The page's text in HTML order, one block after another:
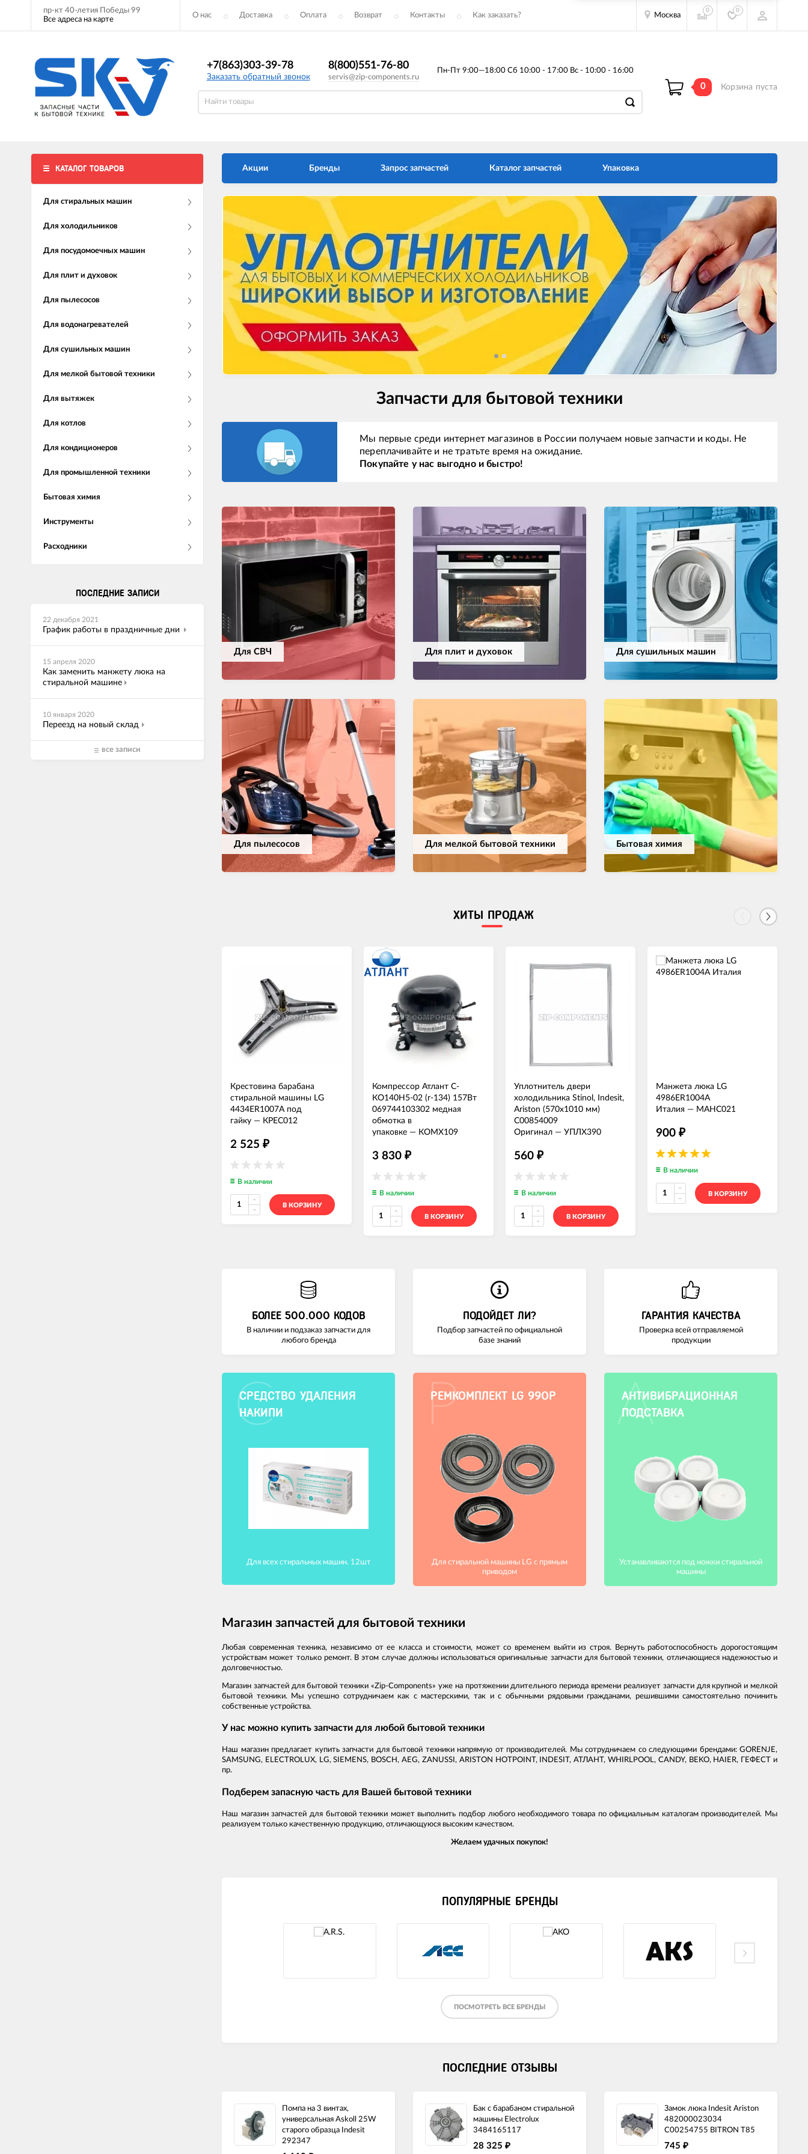
пр-кт 40-летия Победы 99
Все адреса на карте
О нас Доставка Оплата Возврат Контакты Как заказать? Москва
0 0
+7(863)303-39-78
Заказать обратный звонок
8(800)551-76-80
servis@zip-components.ru
Пн-Пт 9:00—18:00 Сб 10:00 - 17:00 Вс - 10:00 - 16:00
0 Корзина пуста
КАТАЛОГ ТОВАРОВ
Для стиральных машин
Для холодильников
Для посудомоечных машин
Для плит и духовок
Для пылесосов
Для водонагревателей
Для сушильных машин
Для мелкой бытовой техники
Для вытяжек
Для котлов
Для кондиционеров
Для промышленной техники
Бытовая химия
Инструменты
Расходники
ПОСЛЕДНИЕ ЗАПИСИ
22 декабря 2021
График работы в праздничные дни
15 апреля 2020
Как заменить манжету люка на
стиральной машине
10 января 2020
Переезд на новый склад
все записи
Акции Бренды Запрос запчастей Каталог запчастей Упаковка
Запчасти для бытовой техники
Мы первые среди интернет магазинов в России получаем новые запчасти и коды. Не
переплачивайте и не тратьте время на ожидание.
Покупайте у нас выгодно и быстро!
Для СВЧ Для плит и духовок Для сушильных машин
Для пылесосов Для мелкой бытовой техники Бытовая химия
ХИТЫ ПРОДАЖ
Крестовина барабана
стиральной машины LG
4434ER1007A под
гайку — КРЕС012
2 525 ₽
В наличии
В КОРЗИНУ
Компрессор Атлант С-
КО140Н5-02 (r-134) 157Вт
069744103302 медная
обмотка в
упаковке — КОМХ109
3 830 ₽
В наличии
В КОРЗИНУ
Уплотнитель двери
холодильника Stinol, Indesit,
Ariston (570x1010 мм)
C00854009
Оригинал — УПЛХ390
560 ₽
В наличии
В КОРЗИНУ
Манжета люка LG
4986ER1004A
Италия — МАНС021
900 ₽
В наличии
В КОРЗИНУ
БОЛЕЕ 500.000 КОДОВ
В наличии и подзаказ запчасти для
любого бренда
ПОДОЙДЕТ ЛИ?
Подбор запчастей по официальной
базе знаний
ГАРАНТИЯ КАЧЕСТВА
Проверка всей отправляемой
продукции
СРЕДСТВО УДАЛЕНИЯ
НАКИПИ
Для всех стиральных машин. 12шт
С РЕМКОМПЛЕКТ LG 990Р
Для стиральной машины LG с прямым
приводом
Р
АНТИВИБРАЦИОННАЯ
ПОДСТАВКА
Устанавливаются под ножки стиральной
машины
А
Магазин запчастей для бытовой техники
Любая современная техника, независимо от ее класса и стоимости, может со временем выйти из строя. Вернуть работоспособность дорогостоящим
устройствам может только ремонт. В этом случае должны использоваться оригинальные запчасти для бытовой техники, отличающиеся надежностью и
долговечностью.
Магазин запчастей для бытовой техники «Zip-Components» уже на протяжении длительного периода времени реализует запчасти для крупной и мелкой
бытовой техники. Мы успешно сотрудничаем как с мастерскими, так и с обычными рядовыми гражданами, решившими самостоятельно починить
собственные устройства.
У нас можно купить запчасти для любой бытовой техники
Наш магазин предлагает купить запчасти для бытовой техники напрямую от производителей. Мы сотрудничаем со следующими брендами: GORENJE,
SAMSUNG, ELECTROLUX, LG, SIEMENS, BOSCH, AEG, ZANUSSI, ARISTON HOTPOINT, INDESIT, АТЛАНТ, WHIRLPOOL, CANDY, BEKO, HAIER, ГЕФЕСТ и
пр.
Подберем запасную часть для Вашей бытовой техники
Наш магазин запчастей для бытовой техники может выполнить подбор любого необходимого товара по официальным каталогам производителей. Мы
реализуем только качественную продукцию, отличающуюся высоким качеством.
Желаем удачных покупок!
ПОПУЛЯРНЫЕ БРЕНДЫ
ПОСМОТРЕТЬ ВСЕ БРЕНДЫ
ПОСЛЕДНИЕ ОТЗЫВЫ
Помпа на 3 винтах,
универсальная Askoll 25W
старого образца Indesit
292347
Бак с барабаном стиральной
машины Electrolux
3484165117
28 325 ₽
Замок люка Indesit Ariston
482000023034
C00254755 BITRON T85
745 ₽